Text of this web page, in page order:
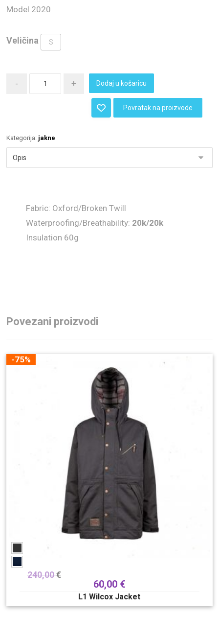
Model 2020
Veličina S
- + Dodaj u košaricu
Povratak na proizvode
Kategorija: jakne
Fabric: Oxford/Broken Twill
Waterproofing/Breathability: 20k/20k
Insulation 60g
Povezani proizvodi
-75%
240,00€
60,00 €
L1 Wilcox Jacket